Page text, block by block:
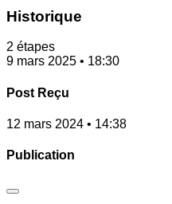
Historique
2 étapes
9 mars 2025 • 18:30
Post Reçu
12 mars 2024 • 14:38
Publication